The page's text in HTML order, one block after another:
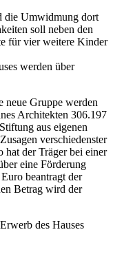
die Umwidmung dort
soll neben den
für vier weitere Kinder
werden über
neue Gruppe werden
Architekten 306.197
aus eigenen
verschiedenster
hat der Träger bei einer
eine Förderung
beantragt der
Betrag wird der
des Hauses